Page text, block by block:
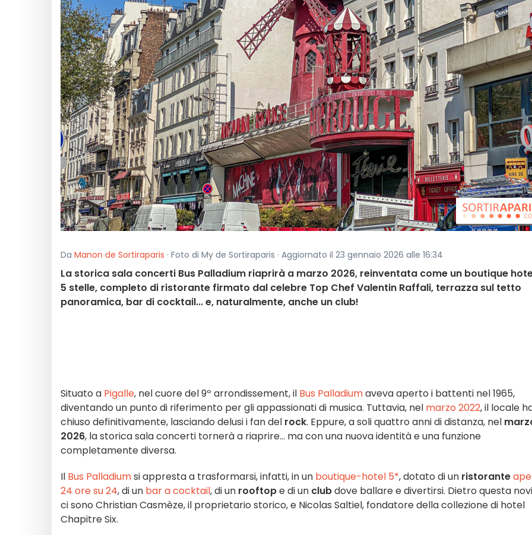
Da Manon de Sortiraparis · Foto di My de Sortiraparis · Aggiornato il 23 gennaio 2026 alle 16:34
La storica sala concerti Bus Palladium riaprirà a marzo 2026, reinventata come un boutique
5 stelle, completo di ristorante firmato dal celebre Top Chef Valentin Raffali, terrazza sul tetto
panoramica, bar di cocktail... e, naturalmente, anche un club!
Situato a Pigalle, nel cuore del 9º arrondissement, il Bus Palladiumaveva aperto i battenti nel 1965,
diventando un punto di riferimento per gli appassionati di musica. Tuttavia, nel marzo 2022, il locale
chiuso definitivamente, lasciando delusi i fan del rock. Eppure, a soli quattro anni di distanza, nel
2026, la storica sala concerti tornerà a riaprire... ma con una nuova identità e una funzione
completamente diversa.
Il Bus Palladiumsi appresta a trasformarsi, infatti, in un boutique-hotel 5*, dotato di un ristorante
24 ore su 24, di un bar a cocktail, di un rooftope di un clubdove ballare e divertirsi. Dietro questa
ci sono Christian Casmèze, il proprietario storico, e Nicolas Saltiel, fondatore della collezione di hotel
Chapitre Six.